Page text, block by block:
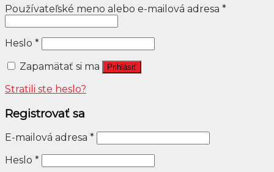
Používateľské meno alebo e-mailová adresa *
Heslo *
Zapamätať si ma
Prihlásiť
Stratili ste heslo?
Registrovať sa
E-mailová adresa *
Heslo *